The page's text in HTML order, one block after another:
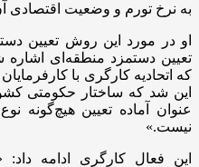
به نرخ تورم و وضعیت اقتصادی
او در مورد این روش تعیین
تعیین دستمزد منطقه‌ای
که اتحادیه کارگری با
این شد که ساختار حکومتی
عنوان آماده تعیین هیچ‌گونه
نیست.»
این فعال کارگری ادامه